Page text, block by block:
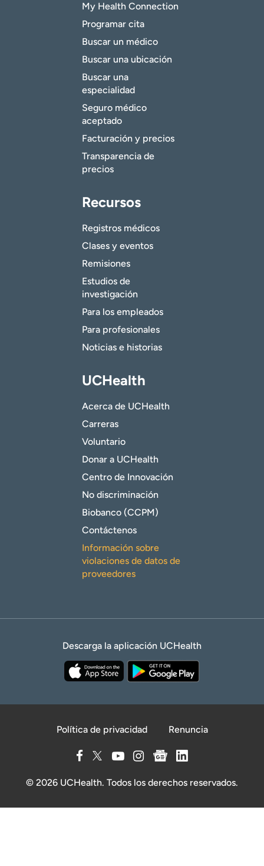
My Health Connection
Programar cita
Buscar un médico
Buscar una ubicación
Buscar una
especialidad
Seguro médico
aceptado
Facturación y precios
Transparencia de
precios
Recursos
Registros médicos
Clases y eventos
Remisiones
Estudios de
investigación
Para los empleados
Para profesionales
Noticias e historias
UCHealth
Acerca de UCHealth
Carreras
Voluntario
Donar a UCHealth
Centro de Innovación
No discriminación
Biobanco (CCPM)
Contáctenos
Información sobre
violaciones de datos de
proveedores
Descarga la aplicación UCHealth
Política de privacidad Renuncia
© 2026 UCHealth. Todos los derechos reservados.